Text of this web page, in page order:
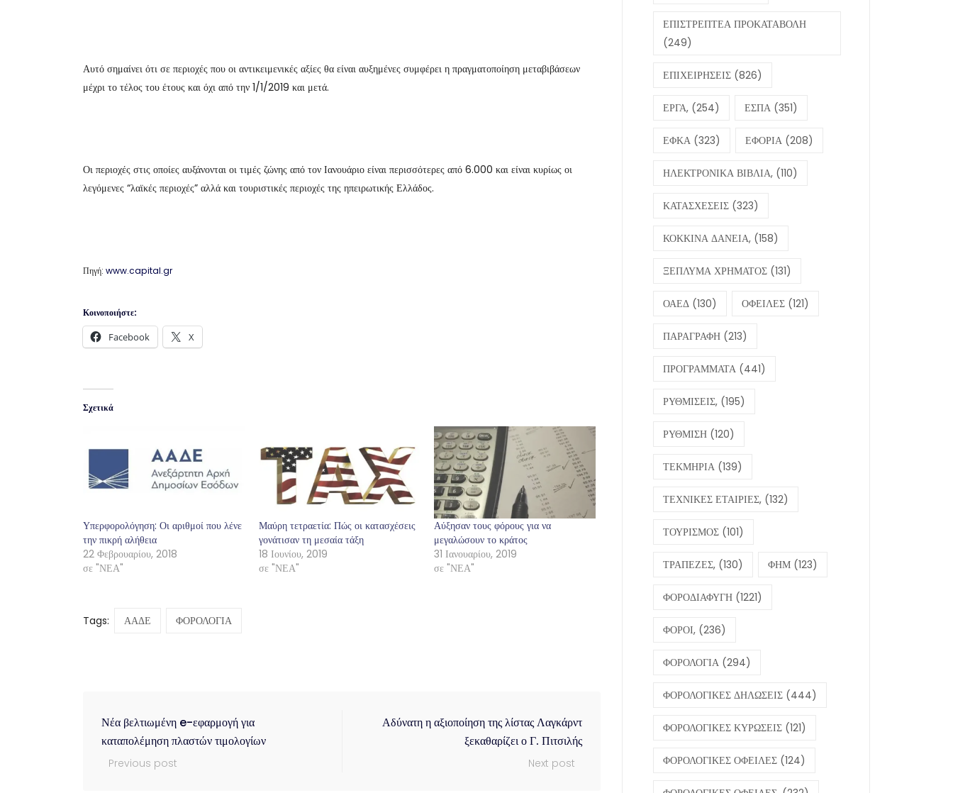
Αυτό σημαίνει ότι σε περιοχές που οι αντικειμενικές αξίες θα είναι αυξημένες συμφέρει η πραγματοποίηση μεταβιβάσεων
μέχρι το τέλος του έτους και όχι από την 1/1/2019 και μετά.
Οι περιοχές στις οποίες αυξάνονται οι τιμές ζώνης από τον Ιανουάριο είναι περισσότερες από 6.000 και είναι κυρίως οι
λεγόμενες “λαϊκές περιοχές” αλλά και τουριστικές περιοχές της ηπειρωτικής Ελλάδος.
Πηγή: www.capital.gr
Κοινοποιήστε:
Facebook X
Σχετικά
Υπερφορολόγηση: Οι αριθμοί που λένε
την πικρή αλήθεια
22 Φεβρουαρίου, 2018
σε "ΝΕΑ"
Μαύρη τετραετία: Πώς οι κατασχέσεις
γονάτισαν τη μεσαία τάξη
18 Ιουνίου, 2019
σε "ΝΕΑ"
Αύξησαν τους φόρους για να
μεγαλώσουν το κράτος
31 Ιανουαρίου, 2019
σε "ΝΕΑ"
Tags: ΑΑΔΕ ΦΟΡΟΛΟΓΙΑ
Νέα βελτιωμένη e-εφαρμογή για
καταπολέμηση πλαστών τιμολογίων
Previous post
Αδύνατη η αξιοποίηση της λίστας Λαγκάρντ
ξεκαθαρίζει ο Γ. Πιτσιλής
Next post
ΕΠΙΣΤΡΕΠΤΕΑ ΠΡΟΚΑΤΑΒΟΛΗ
(249)
ΕΠΙΧΕΙΡΗΣΕΙΣ (826)
ΕΡΓΑ, (254) ΕΣΠΑ (351)
ΕΦΚΑ (323) ΕΦΟΡΙΑ (208)
ΗΛΕΚΤΡΟΝΙΚΑ ΒΙΒΛΙΑ, (110)
ΚΑΤΑΣΧΕΣΕΙΣ (323)
ΚΟΚΚΙΝΑ ΔΑΝΕΙΑ, (158)
ΞΕΠΛΥΜΑ ΧΡΗΜΑΤΟΣ (131)
ΟΑΕΔ (130) ΟΦΕΙΛΕΣ (121)
ΠΑΡΑΓΡΑΦΗ (213)
ΠΡΟΓΡΑΜΜΑΤΑ (441)
ΡΥΘΜΙΣΕΙΣ, (195)
ΡΥΘΜΙΣΗ (120)
ΤΕΚΜΗΡΙΑ (139)
ΤΕΧΝΙΚΕΣ ΕΤΑΙΡΙΕΣ, (132)
ΤΟΥΡΙΣΜΟΣ (101)
ΤΡΑΠΕΖΕΣ, (130) ΦΗΜ (123)
ΦΟΡΟΔΙΑΦΥΓΗ (1221)
ΦΟΡΟΙ, (236)
ΦΟΡΟΛΟΓΙΑ (294)
ΦΟΡΟΛΟΓΙΚΕΣ ΔΗΛΩΣΕΙΣ (444)
ΦΟΡΟΛΟΓΙΚΕΣ ΚΥΡΩΣΕΙΣ (121)
ΦΟΡΟΛΟΓΙΚΕΣ ΟΦΕΙΛΕΣ (124)